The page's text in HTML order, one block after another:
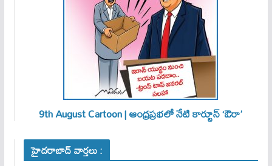
9th August Cartoon | ఆంధ్రప్రభలో నేటి కార్టూన్ ‘ఔరా’
హైదరాబాద్ వార్తలు :